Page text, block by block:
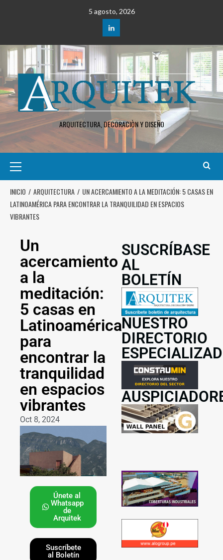
5 agosto, 2026
ARQUITECTURA, DECORACIÒN Y DISEÑO
INICIO ARQUITECTURA
UN ACERCAMIENTO A LA MEDITACIÓN: 5 CASAS EN
LATINOAMÉRICA PARA ENCONTRAR LA TRANQUILIDAD EN ESPACIOS
VIBRANTES
Un
acercamiento
a la
meditación:
5 casas en
Latinoamérica
para
encontrar la
tranquilidad
en espacios
vibrantes
Oct 8, 2024
Únete al
Whatsapp
de
Arquitek
Suscríbete
al Boletín
SUSCRÍBASE
AL
BOLETÍN
NUESTRO
DIRECTORIO